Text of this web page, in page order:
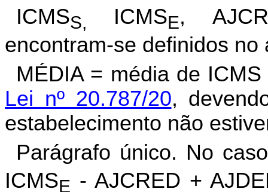
ICMSS, ICMSE,
encontram-se definidos no
MÉDIA = média de
Lei nº 20.787/20,
estabelecimento não
Parágrafo único. No
ICMSE - AJCRED +